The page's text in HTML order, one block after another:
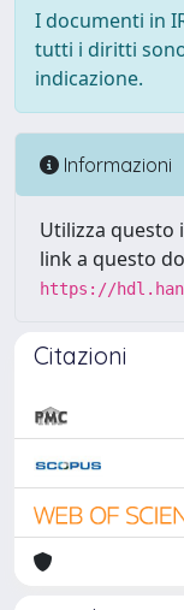
I documenti in
tutti i diritti
indicazione.
Informazioni
Utilizza questo
link a questo
https://
Citazioni